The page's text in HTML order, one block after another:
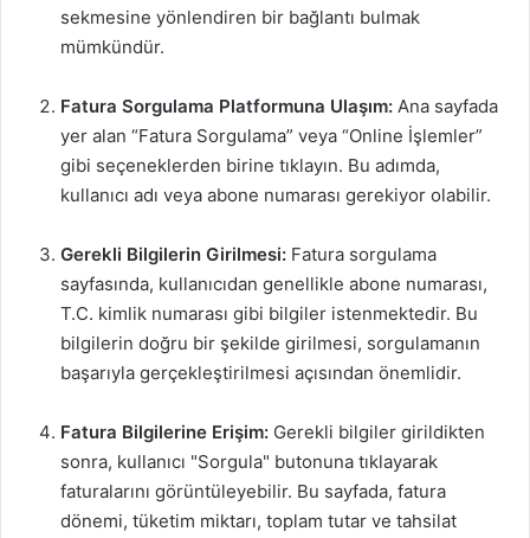
sekmesine yönlendiren bir bağlantı bulmak
mümkündür.
Fatura Sorgulama Platformuna Ulaşım: Ana sayfada
yer alan “Fatura Sorgulama” veya “Online İşlemler”
gibi seçeneklerden birine tıklayın. Bu adımda,
kullanıcı adı veya abone numarası gerekiyor olabilir.
Gerekli Bilgilerin Girilmesi: Fatura sorgulama
sayfasında, kullanıcıdan genellikle abone numarası,
T.C. kimlik numarası gibi bilgiler istenmektedir. Bu
bilgilerin doğru bir şekilde girilmesi, sorgulamanın
başarıyla gerçekleştirilmesi açısından önemlidir.
Fatura Bilgilerine Erişim: Gerekli bilgiler girildikten
sonra, kullanıcı "Sorgula" butonuna tıklayarak
faturalarını görüntüleyebilir. Bu sayfada, fatura
dönemi, tüketim miktarı, toplam tutar ve tahsilat